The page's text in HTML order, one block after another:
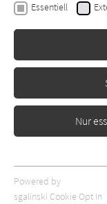
Gilles
Standard
nur rezensierte
Essentiell
Nur
Essentielle Cookies
Webseite benötigt.
Powered by
sgalinski Cookie Opt In